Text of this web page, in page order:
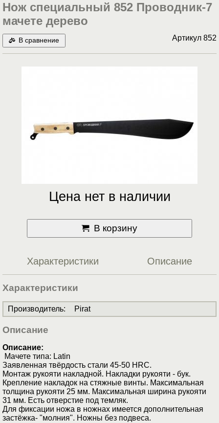
Нож специальный 852 Проводник-7
мачете дерево
В сравнение Артикул 852
Цена нет в наличии
В корзину
Характеристики Описание
Характеристики
Производитель: Pirat
Описание
Описание:
Мачете типа: Latin
Заявленная твёрдость стали 45-50 НRС.
Монтаж рукояти накладной. Накладки рукояти - бук.
Крепление накладок на стяжные винты. Максимальная
толщина рукояти 25 мм. Максимальная ширина рукояти
31 мм. Есть отверстие под темляк.
Для фиксации ножа в ножнах имеется дополнительная
застёжка- "молния". Ножны без подвеса.